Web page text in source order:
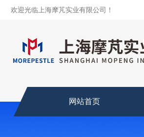
欢迎光临上海摩芃实业有限公司！
网站首页